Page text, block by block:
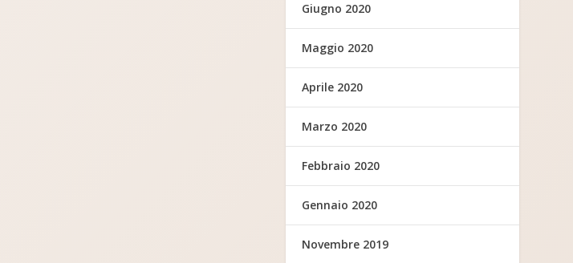
Giugno 2020
Maggio 2020
Aprile 2020
Marzo 2020
Febbraio 2020
Gennaio 2020
Novembre 2019